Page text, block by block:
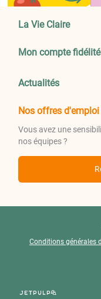
La Vie Claire
Mon compte fidélité
Actualités
Nos offres d'emploi
Vous avez une
nos équipes ?
Conditions générales